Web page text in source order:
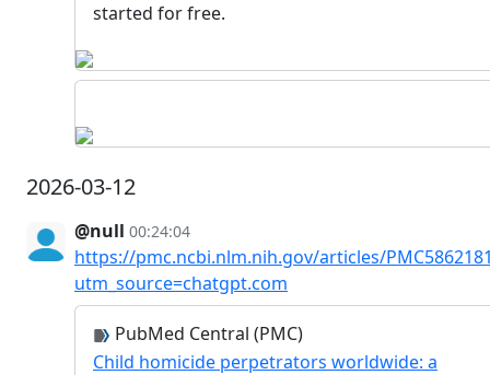
started for free.
2026-03-12
@null 00:24:04
https://pmc.ncbi.nlm.nih.gov/articles/
utm_source=chatgpt.com
PubMed Central (PMC)
Child homicide perpetrators worldwide: a